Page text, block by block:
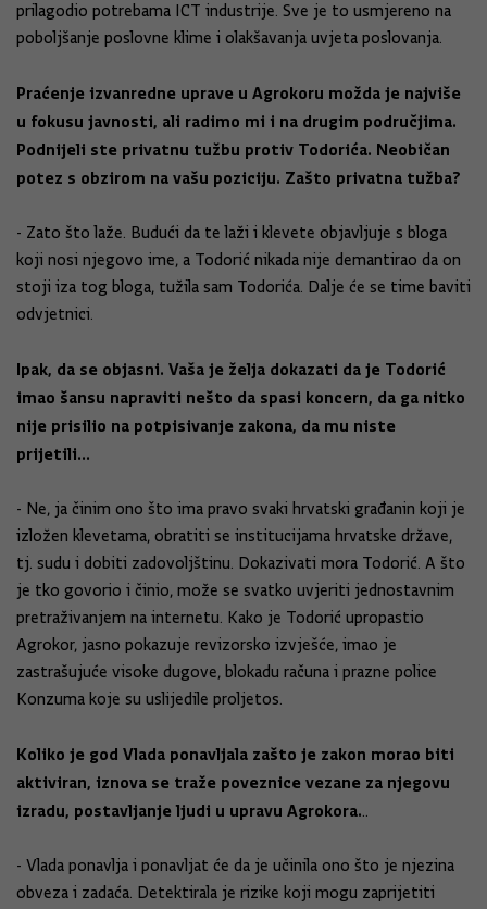
prilagodio potrebama ICT industrije. Sve je to usmjereno na
poboljšanje poslovne klime i olakšavanja uvjeta poslovanja.
Praćenje izvanredne uprave u Agrokoru možda je najviše
u fokusu javnosti, ali radimo mi i na drugim područjima.
Podnijeli ste privatnu tužbu protiv Todorića. Neobičan
potez s obzirom na vašu poziciju. Zašto privatna tužba?
- Zato što laže. Budući da te laži i klevete objavljuje s bloga
koji nosi njegovo ime, a Todorić nikada nije demantirao da on
stoji iza tog bloga, tužila sam Todorića. Dalje će se time baviti
odvjetnici.
Ipak, da se objasni. Vaša je želja dokazati da je Todorić
imao šansu napraviti nešto da spasi koncern, da ga nitko
nije prisilio na potpisivanje zakona, da mu niste
prijetili...
- Ne, ja činim ono što ima pravo svaki hrvatski građanin koji je
izložen klevetama, obratiti se institucijama hrvatske države,
tj. sudu i dobiti zadovoljštinu. Dokazivati mora Todorić. A što
je tko govorio i činio, može se svatko uvjeriti jednostavnim
pretraživanjem na internetu. Kako je Todorić upropastio
Agrokor, jasno pokazuje revizorsko izvješće, imao je
zastrašujuće visoke dugove, blokadu računa i prazne police
Konzuma koje su uslijedile proljetos.
Koliko je god Vlada ponavljala zašto je zakon morao biti
aktiviran, iznova se traže poveznice vezane za njegovu
izradu, postavljanje ljudi u upravu Agrokora...
- Vlada ponavlja i ponavljat će da je učinila ono što je njezina
obveza i zadaća. Detektirala je rizike koji mogu zaprijetiti